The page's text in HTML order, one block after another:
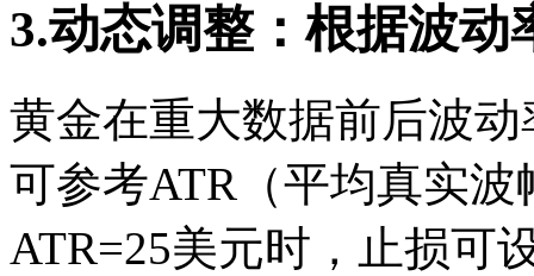
3.动态调整：根据波动
黄金在重大数据前后波
可参考ATR（平均真实
ATR=25美元时，止损可